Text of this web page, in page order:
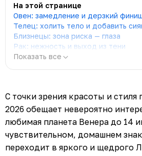
На этой странице
Овен: замедление и дерзкий
Телец: холить тело и добавить
Близнецы: зона риска — глаза
Рак: нежность и выход из тени
Показать все
С точки зрения красоты и стиля
2026 обещает невероятно
любимая планета Венера до 14
чувствительном, домашнем
переходит в яркого и щедрого